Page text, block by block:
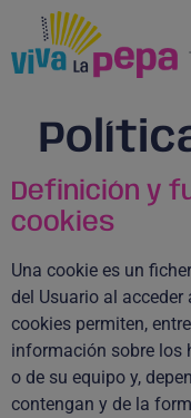
Definición y
cookies
Una cookie es un
del Usuario al
cookies permiten,
información sobre los
o de su equipo y,
contengan y de la